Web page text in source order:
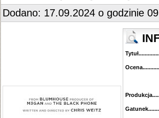
Dodano: 17.09.2024 o godzinie